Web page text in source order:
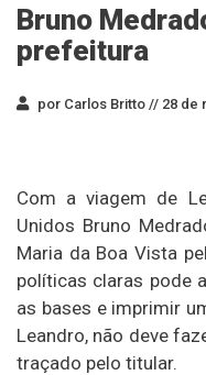
Bruno
prefeitura
por Carlos Britto // 28 de
Com a viagem de
Unidos Bruno
Maria da Boa Vista
políticas claras pode
as bases e imprimir
Leandro, não deve
traçado pelo titular.